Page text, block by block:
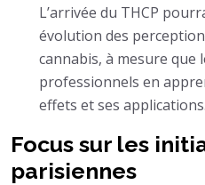
L’arrivée du THCP
évolution des
cannabis, à mesure que
professionnels en
effets et ses applications.
Focus sur les
parisiennes